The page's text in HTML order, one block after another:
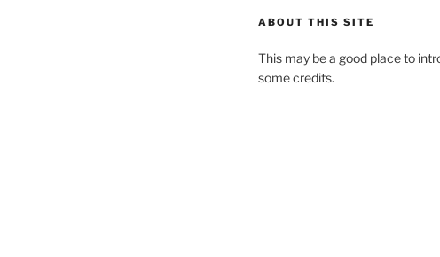
ABOUT THIS SITE
This may be a good place to
some credits.